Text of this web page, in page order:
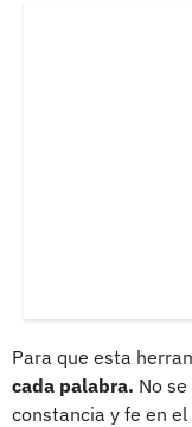
Para que esta
cada palabra. No
constancia y fe en